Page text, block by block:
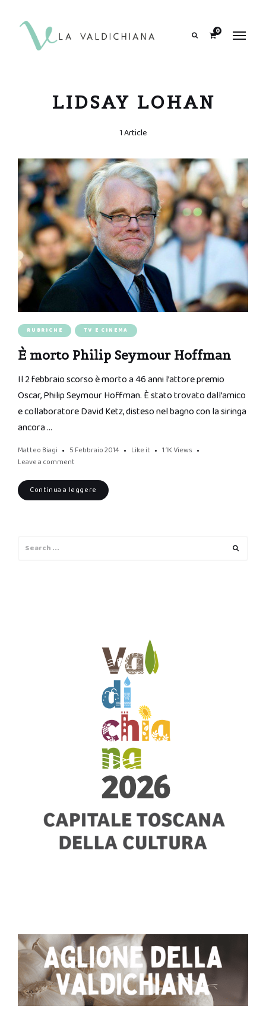
0
LIDSAY LOHAN
1 Article
RUBRICHE TV E CINEMA
È morto Philip Seymour Hoffman
Il 2 febbraio scorso è morto a 46 anni l’attore premio
Oscar, Philip Seymour Hoffman. È stato trovato dall’amico
e collaboratore David Ketz, disteso nel bagno con la siringa
ancora …
Matteo Biagi 5 Febbraio 2014 Like it 1.1K Views
Leave a comment
Continua a leggere
for: